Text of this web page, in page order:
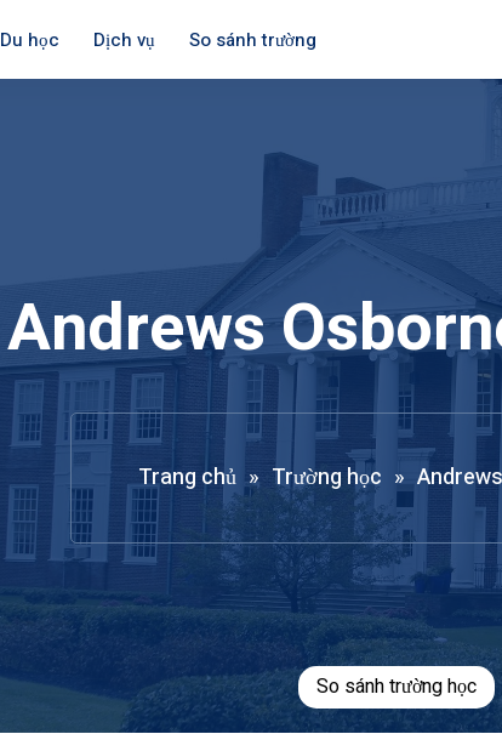
Du học Dịch vụ So sánh trường
Andrews
Trang chủ » Trường học »
So sánh trường học